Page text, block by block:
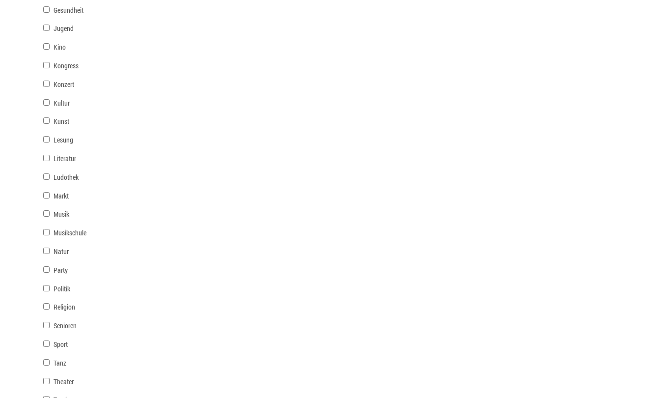
Gesundheit
Jugend
Kino
Kongress
Konzert
Kultur
Kunst
Lesung
Literatur
Ludothek
Markt
Musik
Musikschule
Natur
Party
Politik
Religion
Senioren
Sport
Tanz
Theater